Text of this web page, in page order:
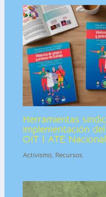
Herramientas
implementación
OIT | ATE
Activismo, Recursos